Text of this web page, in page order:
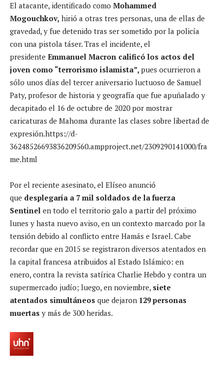
El atacante, identificado como Mohammed
Mogouchkov, hirió a otras tres personas, una de ellas de
gravedad, y fue detenido tras ser sometido por la policía
con una pistola táser. Tras el incidente, el
presidente Emmanuel Macron calificó los actos del
joven como “terrorismo islamista”, pues ocurrieron a
sólo unos días del tercer aniversario luctuoso de Samuel
Paty, profesor de historia y geografía que fue apuñalado y
decapitado el 16 de octubre de 2020 por mostrar
caricaturas de Mahoma durante las clases sobre libertad de
expresión.https://d-
36248526693836209560.ampproject.net/2309290141000/fra
me.html
Por el reciente asesinato, el Elíseo anunció
que desplegaría a 7 mil soldados de la fuerza
Sentinel en todo el territorio galo a partir del próximo
lunes y hasta nuevo aviso, en un contexto marcado por la
tensión debido al conflicto entre Hamás e Israel. Cabe
recordar que en 2015 se registraron diversos atentados en
la capital francesa atribuidos al Estado Islámico: en
enero, contra la revista satírica Charlie Hebdo y contra un
supermercado judío; luego, en noviembre, siete
atentados simultáneos que dejaron 129 personas
muertas y más de 300 heridas.